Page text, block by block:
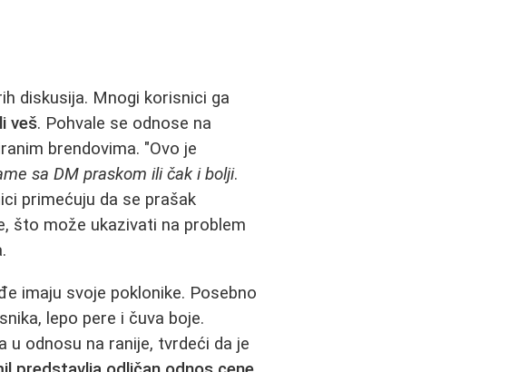
diskusija. Mnogi korisnici ga
veš. Pohvale se odnose na
brendovima. "Ovo je
sa DM praskom ili čak i bolji.
primećuju da se prašak
što može ukazivati na problem
imaju svoje poklonike. Posebno
lepo pere i čuva boje.
odnosu na ranije, tvrdeći da je